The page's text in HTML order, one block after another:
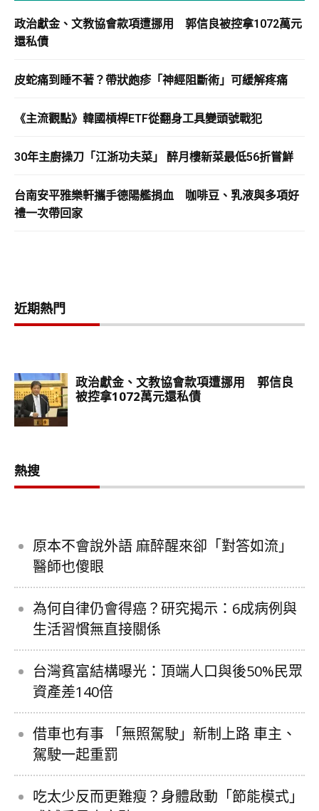
政治獻金、文教協會款項遭挪用 郭信良被控拿1072萬元
還私債
皮蛇痛到睡不著？帶狀皰疹「神經阻斷術」可緩解疼痛
《主流觀點》韓國槓桿ETF從翻身工具變頭號戰犯
30年主廚操刀「江浙功夫菜」 醉月樓新菜最低56折嘗鮮
台南安平雅樂軒攜手德陽艦捐血 咖啡豆、乳液與多項好
禮一次帶回家
近期熱門
熱搜
原本不會說外語 麻醉醒來卻「對答如流」
醫師也傻眼
為何自律仍會得癌？研究揭示：6成病例與
生活習慣無直接關係
台灣貧富結構曝光：頂端人口與後50%民眾
資產差140倍
借車也有事 「無照駕駛」新制上路 車主、
駕駛一起重罰
吃太少反而更難瘦？身體啟動「節能模式」